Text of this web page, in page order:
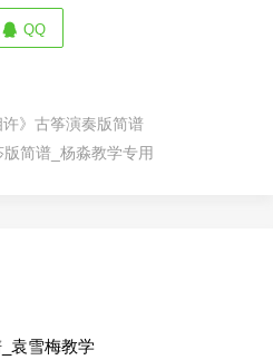
QQ
许》古筝演奏版简谱
简谱_杨淼教学专用
袁雪梅教学